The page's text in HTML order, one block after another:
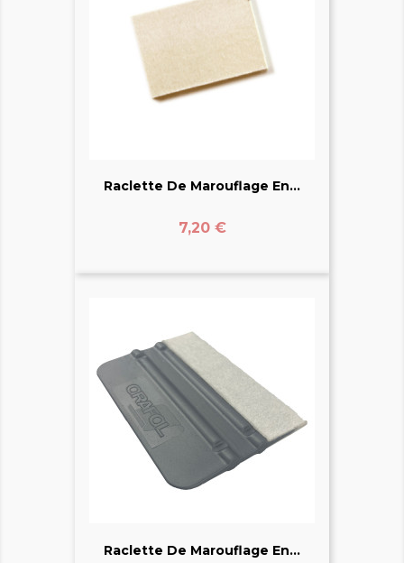
Raclette De Marouflage En...
Prix
7,20 €
Raclette De Marouflage En...